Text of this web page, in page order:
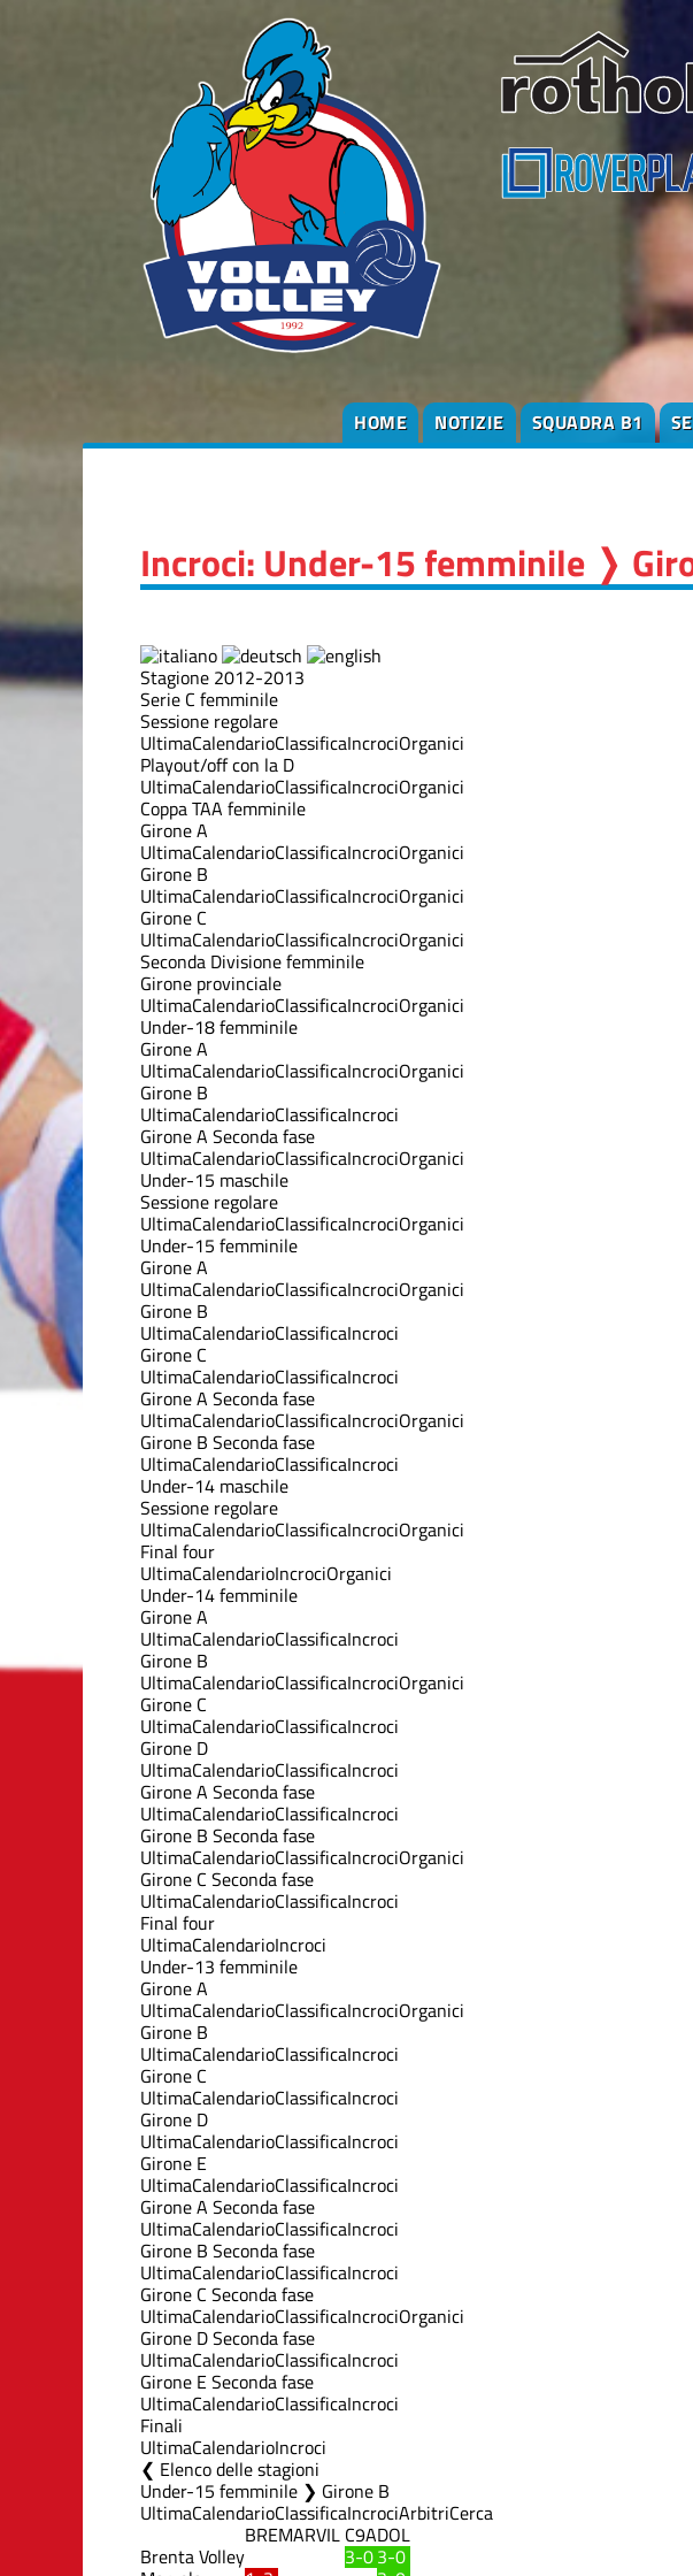
HOME NOTIZIE SQUADRA B1
Incroci: Under-15 femminile ❭
Stagione 2012-2013
Serie C femminile
Sessione regolare
UltimaCalendarioClassificaIncrociOrganici
Playout/off con la D
UltimaCalendarioClassificaIncrociOrganici
Coppa TAA femminile
Girone A
UltimaCalendarioClassificaIncrociOrganici
Girone B
UltimaCalendarioClassificaIncrociOrganici
Girone C
UltimaCalendarioClassificaIncrociOrganici
Seconda Divisione femminile
Girone provinciale
UltimaCalendarioClassificaIncrociOrganici
Under-18 femminile
Girone A
UltimaCalendarioClassificaIncrociOrganici
Girone B
UltimaCalendarioClassificaIncroci
Girone A Seconda fase
UltimaCalendarioClassificaIncrociOrganici
Under-15 maschile
Sessione regolare
UltimaCalendarioClassificaIncrociOrganici
Under-15 femminile
Girone A
UltimaCalendarioClassificaIncrociOrganici
Girone B
UltimaCalendarioClassificaIncroci
Girone C
UltimaCalendarioClassificaIncroci
Girone A Seconda fase
UltimaCalendarioClassificaIncrociOrganici
Girone B Seconda fase
UltimaCalendarioClassificaIncroci
Under-14 maschile
Sessione regolare
UltimaCalendarioClassificaIncrociOrganici
Final four
UltimaCalendarioIncrociOrganici
Under-14 femminile
Girone A
UltimaCalendarioClassificaIncroci
Girone B
UltimaCalendarioClassificaIncrociOrganici
Girone C
UltimaCalendarioClassificaIncroci
Girone D
UltimaCalendarioClassificaIncroci
Girone A Seconda fase
UltimaCalendarioClassificaIncroci
Girone B Seconda fase
UltimaCalendarioClassificaIncrociOrganici
Girone C Seconda fase
UltimaCalendarioClassificaIncroci
Final four
UltimaCalendarioIncroci
Under-13 femminile
Girone A
UltimaCalendarioClassificaIncrociOrganici
Girone B
UltimaCalendarioClassificaIncroci
Girone C
UltimaCalendarioClassificaIncroci
Girone D
UltimaCalendarioClassificaIncroci
Girone E
UltimaCalendarioClassificaIncroci
Girone A Seconda fase
UltimaCalendarioClassificaIncroci
Girone B Seconda fase
UltimaCalendarioClassificaIncroci
Girone C Seconda fase
UltimaCalendarioClassificaIncrociOrganici
Girone D Seconda fase
UltimaCalendarioClassificaIncroci
Girone E Seconda fase
UltimaCalendarioClassificaIncroci
Finali
UltimaCalendarioIncroci
Elenco delle stagioni
Under-15 femminile ❯ Girone B
UltimaCalendarioClassificaIncrociArbitriCerca
BREMARVIL C9ADOL
Brenta Volley 3-03-0